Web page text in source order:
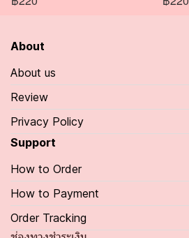
About
About us
Review
Privacy Policy
Support
How to Order
How to Payment
Order Tracking